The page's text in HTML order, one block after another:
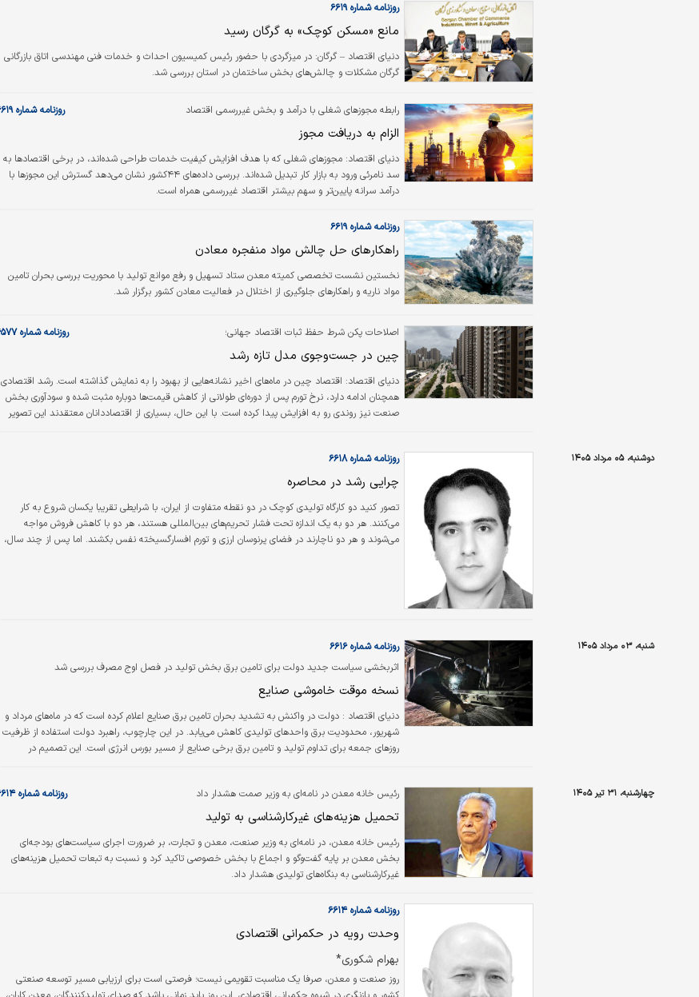
روزنامه شماره ۶۶۱۹
مانع «مسکن کوچک» به گرگان رسید
دنیای‌ اقتصاد – گرگان:‌ در میزگردی با حضور رئیس کمیسیون احداث و خدمات فنی مهندسی اتاق بازرگانی
گرگان مشکلات ‌و چالش‌های بخش ساختمان در استان بررسی شد.
رابطه مجوزهای شغلی با درآمد و بخش غیررسمی اقتصاد روزنامه شماره ۶۶۱۹
الزام به دریافت مجوز
دنیای اقتصاد: مجوزهای شغلی که با هدف افزایش کیفیت خدمات طراحی شده‌اند، در برخی اقتصادها به
سد نامرئی ورود به بازار کار تبدیل شده‌اند. بررسی داده‌های ۴۴کشور نشان می‌دهد گسترش این مجوزها با
درآمد سرانه پایین‌تر و سهم بیشتر اقتصاد غیررسمی همراه است.
روزنامه شماره ۶۶۱۹
راهکار‌های حل چالش مواد منفجره معادن
نخستین نشست تخصصی کمیته معدن ستاد تسهیل و رفع موانع تولید با محوریت بررسی بحران تامین
مواد ناریه و راهکار‌های جلوگیری از اختلال در فعالیت معادن کشور برگزار شد.
اصلاحات پکن شرط حفظ ثبات اقتصاد جهانی؛ روزنامه شماره ۶۵۷۷
چین در جست‌وجوی مدل تازه رشد
دنیای اقتصاد: اقتصاد چین در ماه‌های اخیر نشانه‌هایی از بهبود را به نمایش گذاشته است. رشد اقتصادی
همچنان ادامه دارد، نرخ تورم پس از دوره‌ای طولانی از کاهش قیمت‌ها دوباره مثبت شده و سودآوری بخش
صنعت نیز روندی رو به افزایش پیدا کرده است. با این حال، بسیاری از اقتصاددانان معتقدند این تصویر
دوشنبه، ۰۵ مرداد ۱۴۰۵ روزنامه شماره ۶۶۱۸
چرایی رشد در محاصره
تصور کنید دو کارگاه تولیدی کوچک در دو نقطه‌ متفاوت از ایران، با شرایطی تقریبا یکسان شروع به کار
می‌کنند. هر دو به یک اندازه تحت فشار تحریم‌های بین‌المللی هستند، هر دو با کاهش فروش مواجه
می‌شوند و هر دو ناچارند در فضای پرنوسان ارزی و تورم افسارگسیخته نفس بکشند. اما پس از چند سال،
شنبه، ۰۳ مرداد ۱۴۰۵
اثربخشی سیاست جدید دولت برای تامین برق بخش تولید در فصل اوج مصرف بررسی شد
روزنامه شماره ۶۶۱۶
نسخه موقت خاموشی صنایع
دنیای اقتصاد : دولت در واکنش به تشدید بحران تامین برق صنایع اعلام کرده است که در ماه‌های مرداد و
شهریور، محدودیت برق واحدهای تولیدی کاهش می‌یابد. در این چارچوب، راهبرد دولت استفاده از ظرفیت
روزهای جمعه برای تداوم تولید و تامین برق برخی صنایع از مسیر بورس انرژی است. این تصمیم در
محدودیت‌های انرژی بخش قابل‌توجهی از ظرفیت تولید کشور…
چهارشنبه، ۳۱ تیر ۱۴۰۵ رئیس خانه معدن در نامه‌ای به وزیر صمت هشدار داد روزنامه شماره ۶۶۱۴
تحمیل هزینه‌های غیرکارشناسی به تولید
رئیس خانه معدن، در نامه‌ای به وزیر صنعت، معدن و تجارت، بر ضرورت اجرای سیاست‌های بودجه‌ای
بخش معدن بر پایه گفت‌و‌گو و اجماع با بخش خصوصی تاکید کرد و نسبت به تبعات تحمیل هزینه‌های
غیرکارشناسی به بنگاه‌های تولیدی هشدار داد.
روزنامه شماره ۶۶۱۴
وحدت رویه در حکمرانی ‌اقتصادی
بهرام شکوری*
روز صنعت و معدن، صرفا یک مناسبت تقویمی نیست؛ فرصتی است برای ارزیابی مسیر توسعه صنعتی